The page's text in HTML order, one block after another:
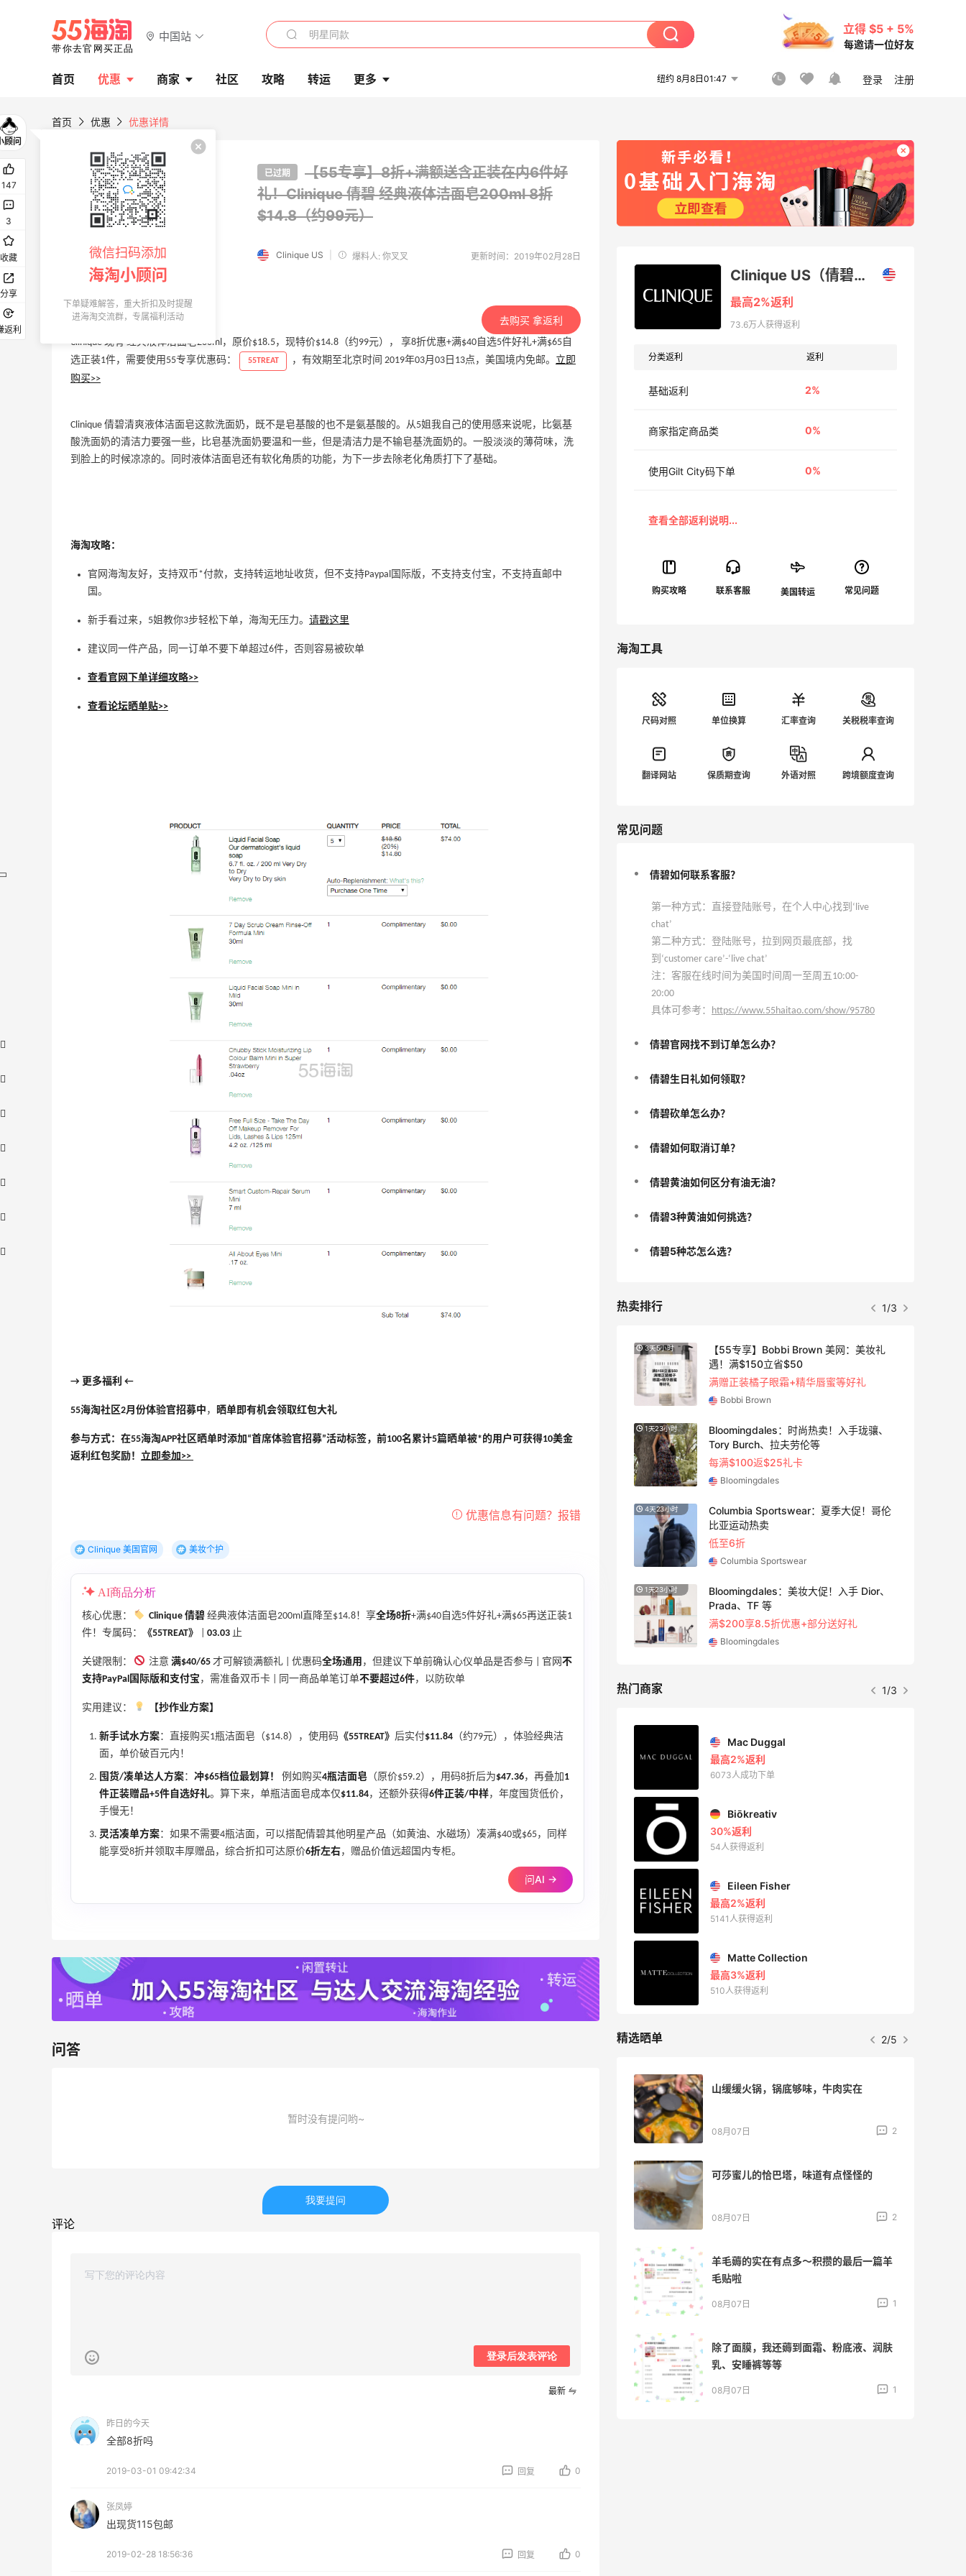
中国站
立得 $5 + 5%
每邀请一位好友
首页 优惠 商家 社区 攻略 转运 更多 纽约 8月8日01:47 登录 注册
首页 优惠 优惠详情
55专享折扣 已过期
【55专享】8折+满额送含正装在内6件好
礼！Clinique 倩碧 经典液体洁面皂200ml8折
$14.8（约99元）
Clinique US 爆料人: 你叉叉 更新时间：2019年02月28日
去购买 拿返利
Clinique 现有 经典液体洁面皂200ml，原价$18.5，现特价$14.8（约99元）， 享8折优惠+满$40自选5件好礼+满$65自
选正装1件，需要使用55专享优惠码：
55TREAT ，有效期至北京时间 2019年03月03日13点，美国境内免邮。 立即
购买>>
Clinique 倩碧清爽液体洁面皂这款洗面奶，既不是皂基酸的也不是氨基酸的。从5姐我自己的使用感来说呢，比氨基
酸洗面奶的清洁力要强一些，比皂基洗面奶要温和一些，但是清洁力是不输皂基洗面奶的。一股淡淡的薄荷味，洗
到脸上的时候凉凉的。同时液体洁面皂还有软化角质的功能，为下一步去除老化角质打下了基础。
海淘攻略：
官网海淘友好，支持双币*付款，支持转运地址收货，但不支持Paypal国际版，不支持支付宝，不支持直邮中
国。
新手看过来，5姐教你3步轻松下单，海淘无压力。 请戳这里
建议同一件产品，同一订单不要下单超过6件，否则容易被砍单
查看官网下单详细攻略>>
查看论坛晒单贴>>
→ 更多福利 ←
55海淘社区2月份体验官招募中 ， 晒单即有机会领取红包大礼
参与方式：在55海淘APP社区晒单时添加“首席体验官招募”活动标签，前100名累计5篇晒单被*的用户可获得10美金
返利红包奖励！ 立即参加>>
Clinique 美国官网 美妆个护
AI商品分析
核心优惠： Clinique 倩碧 经典液体洁面皂200ml直降至$14.8！享全场8折+满$40自选5件好礼+满$65再送正装1
件！专属码：
《55TREAT》 03.03 止
关键限制： 注意 满$40/65 才可解锁满额礼 | 优惠码全场通用 ，但建议下单前确认心仪单品是否参与 | 官网 不
支持PayPal国际版和支付宝 ，需准备双币卡 | 同一商品单笔订单不要超过6件，以防砍单
实用建议： 【抄作业方案】
新手试水方案：直接购买1瓶洁面皂（$14.8），使用码 《55TREAT》 后实付$11.84 （约79元），体验经典洁
面，单价破百元内！
囤货/凑单达人方案： 冲$65档位最划算！ 例如购买4瓶洁面皂 （原价$59.2），用码8折后为$47.36，再叠加 1
件正装赠品+5件自选好礼。算下来，单瓶洁面皂成本仅$11.84，还额外获得6件正装/中样，年度囤货低价，
手慢无！
灵活凑单方案：如果不需要4瓶洁面，可以搭配倩碧其他明星产品（如黄油、水磁场）凑满$40或$65，同样
能享受8折并领取丰厚赠品，综合折扣可达原价6折左右，赠品价值远超国内专柜。
问AI →
问答
暂时没有提问哟~
我要提问
评论
登录后发表评论
最新
昨日的今天
全部8折吗
2019-03-01 09:42:34 回复 0
张凤婷
出现货115包邮
2019-02-28 18:56:36 回复 0
Clinique US（倩碧美国官网）
最高2%返利
73.6万人获得返利
分类返利 返利
基础返利 2%
商家指定商品类 0%
使用Gilt City码下单 0%
美国转运
海淘工具
尺码对照 单位换算 汇率查询 关税税率查询
翻译网站 保质期查询 外语对照 跨境额度查询
常见问题
倩碧如何联系客服？
第一种方式：直接登陆账号，在个人中心找到‘live
chat’
第二种方式：登陆账号，拉到网页最底部，找
到‘customer care’-‘live chat’
注：客服在线时间为美国时间周一至周五10:00-
20:00
具体可参考：
https://www.55haitao.com/show/95780
倩碧官网找不到订单怎么办？
倩碧生日礼如何领取？
倩碧砍单怎么办？
倩碧如何取消订单？
倩碧黄油如何区分有油无油？
倩碧3种黄油如何挑选？
倩碧5种芯怎么选？
热卖排行 1/3
享额外9折
满赠三重好礼
低门槛入手7件套
低至5折+部分额外8.5折
Bluemercury
iHerb ：88全球好物节！选购日常保健、
无门槛7.5折
尺码成人可穿
LN-CC：限时大促！入手 Ganni、Acne、
今日关注：雅诗兰黛洁面、兰蔻遮瑕等
3天5小时
【55专享】Bobbi Brown 美网：美妆礼
遇！满$150立省$50
满赠正装橘子眼霜+精华唇蜜等好礼
Bobbi Brown
1天23小时
Bloomingdales：时尚热卖！入手珑骧、
Tory Burch、拉夫劳伦等
每满$100返$25礼卡
Bloomingdales
4天23小时
Columbia Sportswear：夏季大促！哥伦
比亚运动热卖
低至6折
Columbia Sportswear
1天23小时
Bloomingdales：美妆大促！入手 Dior、
Prada、TF 等
满$200享8.5折优惠+部分送好礼
Bloomingdales
热门商家 1/3
ERGO Baby
4%返利
62人获得返利
Belly Bandit
4%返利
42人获得返利
最高10%返利
RFM Denim
6%返利
86人获得返利
Private Internet Access VPN
189人获得返利
6%返利
227人获得返利
Mac Duggal
最高2%返利
6073人成功下单
Biōkreativ
30%返利
54人获得返利
Eileen Fisher
最高2%返利
5141人获得返利
Matte Collection
最高3%返利
510人获得返利
精选晒单 2/5
2
么时候开始？
又去皮爷喝下午茶了，香蕉布朗尼超好吃
山缓缓火锅，锅底够味，牛肉实在
08月07日 2
可莎蜜儿的恰巴塔，味道有点怪怪的
08月07日 2
羊毛薅的实在有点多～积攒的最后一篇羊
毛贴啦
08月07日 1
除了面膜，我还薅到面霜、粉底液、润肤
乳、安睡裤等等
08月07日 1
147
3
收藏
分享
返利
微信扫码添加
海淘小顾问
下单疑难解答，重大折扣及时提醒
进海淘交流群，专属福利活动